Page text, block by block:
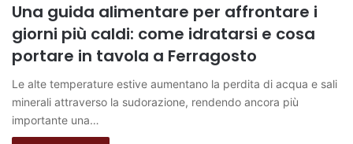
Una guida alimentare per affrontare i
giorni più caldi: come idratarsi e cosa
portare in tavola a Ferragosto
Le alte temperature estive aumentano la perdita di acqua e sali
minerali attraverso la sudorazione, rendendo ancora più
importante una…